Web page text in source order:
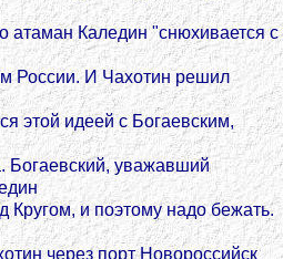
атаман Каледин "снюхивается с
России. И Чахотин решил
этой идеей с Богаевским,
Богаевский, уважавший
Кругом, и поэтому надо бежать.
через порт Новороссийск